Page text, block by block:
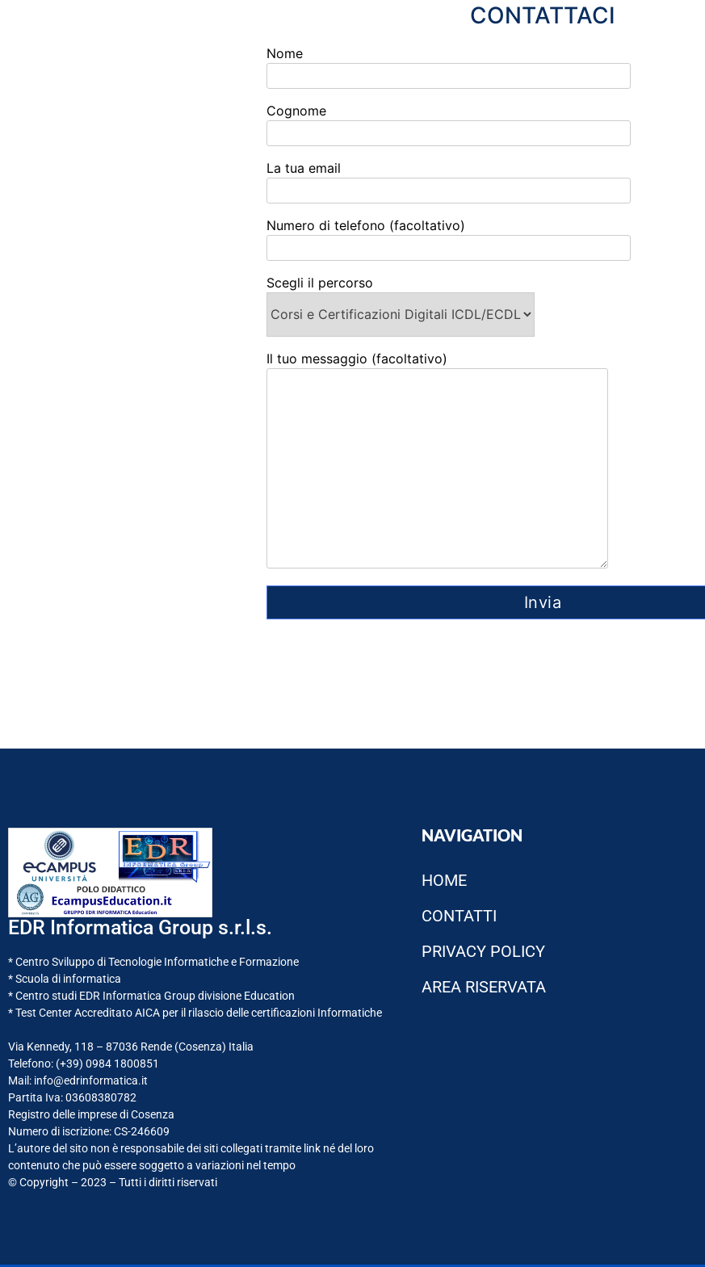
CONTATTACI
Nome
Cognome
La tua email
Numero di telefono (facoltativo)
Scegli il percorso
Il tuo messaggio (facoltativo)
EDR Informatica Group s.r.l.s.
* Centro Sviluppo di Tecnologie Informatiche e Formazione
* Scuola di informatica
* Centro studi EDR Informatica Group divisione Education
* Test Center Accreditato AICA per il rilascio delle certificazioni Informatiche
Via Kennedy, 118 – 87036 Rende (Cosenza) Italia
Telefono: (+39) 0984 1800851
Mail: info@edrinformatica.it
Partita Iva: 03608380782
Registro delle imprese di Cosenza
Numero di iscrizione: CS-246609
L’autore del sito non è responsabile dei siti collegati tramite link né del loro
contenuto che può essere soggetto a variazioni nel tempo
© Copyright – 2023 – Tutti i diritti riservati
NAVIGATION
HOME
CONTATTI
PRIVACY POLICY
AREA RISERVATA